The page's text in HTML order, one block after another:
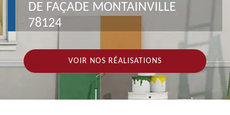
DE FAÇADE MONTAINVILLE
78124
VOIR NOS RÉALISATIONS